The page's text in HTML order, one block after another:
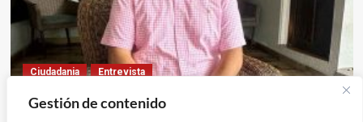
Gestión de contenido
Ciudadania Entrevista
Jordán Rodas: “No puede haber democracia cuando